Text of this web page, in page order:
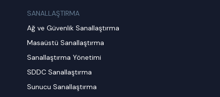
SANALLAŞTIRMA
Ağ ve Güvenlik Sanallaştırma
Masaüstü Sanallaştırma
Sanallaştırma Yönetimi
SDDC Sanallaştırma
Sunucu Sanallaştırma